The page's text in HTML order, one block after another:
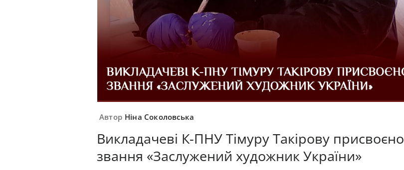
Автор Ніна Соколовська
Викладачеві К-ПНУ Тімуру Такірову присвоєно
звання «Заслужений художник України»